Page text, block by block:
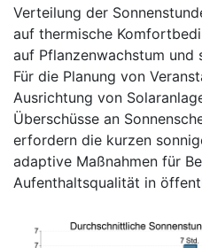
Verteilung der
auf thermische
auf Pflanzenwachstum und
Für die Planung von
Ausrichtung von
Überschüsse an
erfordern die kurzen
adaptive Maßnahmen für
Aufenthaltsqualität in